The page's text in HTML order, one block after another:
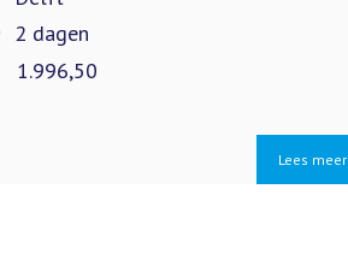
2 dagen
€ 1.996,50
Lees meer